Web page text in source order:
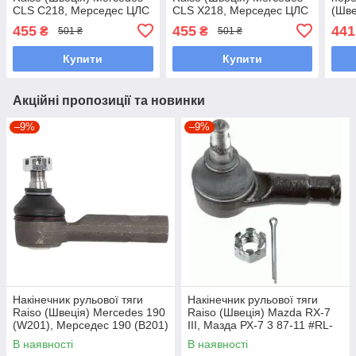
CLS C218, Мерседес ЦЛС
UAIATBI7
455 ₴ 501 ₴
Купити
CLS X218, Мерседес ЦЛС
UAJFOVC7
455₴ 501 ₴
Купити
441
Акційні пропозиції та новинки
–9%
Накінечник рульової тяги
Raiso (Швеція) Mercedes 190
(W201), Мерседес 190 (В201)
82-93 #RL-338110M
UAGKZRA7
В наявності
–9%
Накінечник рульової тяги
Raiso (Швеція) Mazda RX-7
III, Мазда РХ-7 3 87-11 #RL-
232280M UAWSCEN7
В наявності